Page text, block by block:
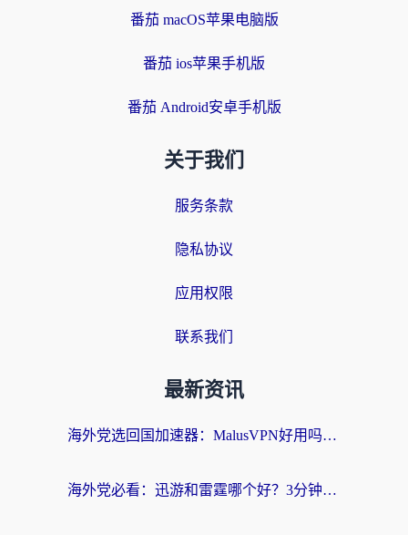
番茄 macOS苹果电脑版
番茄 ios苹果手机版
番茄 Android安卓手机版
关于我们
服务条款
隐私协议
应用权限
联系我们
最新资讯
海外党选回国加速器：MalusVPN好用吗？和快帆VPN哪个好？附真实对比与避坑指南
海外党必看：迅游和雷霆哪个好？3分钟教你选对回国加速器，无缝刷国内剧玩手游